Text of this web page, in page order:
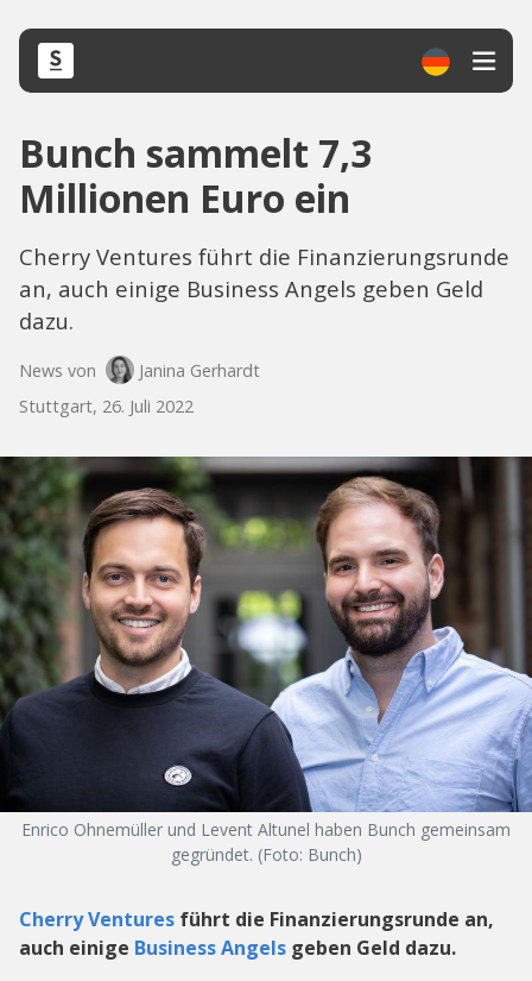
Bunch sammelt 7,3
Millionen Euro ein
Cherry Ventures führt die Finanzierungsrunde
an, auch einige Business Angels geben Geld
dazu.
News von
Janina Gerhardt
Stuttgart, 26. Juli 2022
Enrico Ohnemüller und Levent Altunel haben Bunch gemeinsam
gegründet. (Foto: Bunch)
Cherry Ventures führt die Finanzierungsrunde an,
auch einige Business Angels geben Geld dazu.